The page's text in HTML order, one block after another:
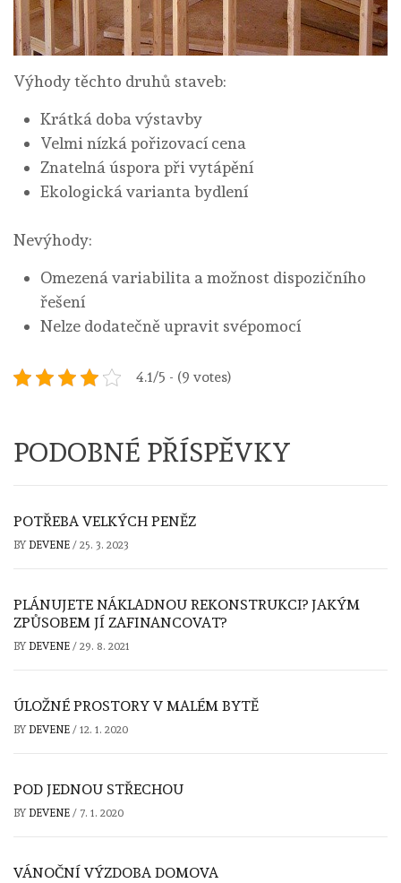
Výhody těchto druhů staveb:
Krátká doba výstavby
Velmi nízká pořizovací cena
Znatelná úspora při vytápění
Ekologická varianta bydlení
Nevýhody:
Omezená variabilita a možnost dispozičního
řešení
Nelze dodatečně upravit svépomocí
4.1/5 - (9 votes)
PODOBNÉ PŘÍSPĚVKY
POTŘEBA VELKÝCH PENĚZ
BY DEVENE / 25. 3. 2023
PLÁNUJETE NÁKLADNOU REKONSTRUKCI? JAKÝM
ZPŮSOBEM JÍ ZAFINANCOVAT?
BY DEVENE / 29. 8. 2021
ÚLOŽNÉ PROSTORY V MALÉM BYTĚ
BY DEVENE / 12. 1. 2020
POD JEDNOU STŘECHOU
BY DEVENE / 7. 1. 2020
VÁNOČNÍ VÝZDOBA DOMOVA